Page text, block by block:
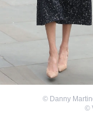
© Danny
©